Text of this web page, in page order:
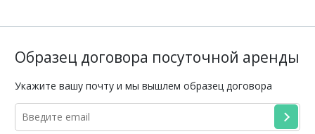
Образец договора посуточной аренды
Укажите вашу почту и мы вышлем образец договора